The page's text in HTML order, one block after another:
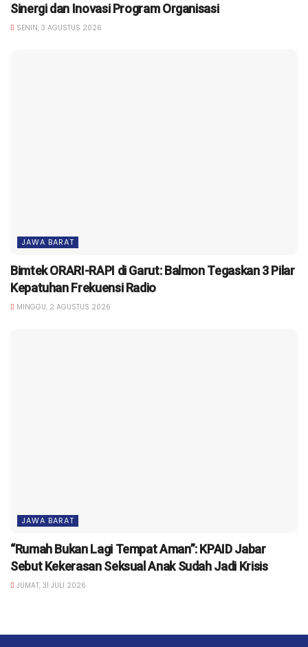
Sinergi dan Inovasi Program Organisasi
SENIN, 3 AGUSTUS 2026
JAWA BARAT
Bimtek ORARI-RAPI di Garut: Balmon Tegaskan 3 Pilar
Kepatuhan Frekuensi Radio
MINGGU, 2 AGUSTUS 2026
JAWA BARAT
“Rumah Bukan Lagi Tempat Aman”: KPAID Jabar
Sebut Kekerasan Seksual Anak Sudah Jadi Krisis
JUMAT, 31 JULI 2026